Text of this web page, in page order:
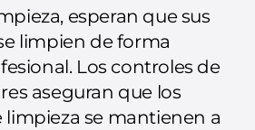
esperan que sus
limpien de forma
Los controles de
aseguran que los
limpieza se mantienen a